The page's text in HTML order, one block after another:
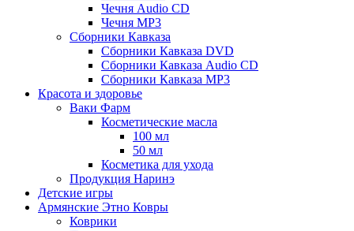
Чечня Audio CD
Чечня MP3
Сборники Кавказа
Сборники Кавказа DVD
Сборники Кавказа Audio CD
Сборники Кавказа MP3
Красота и здоровье
Ваки Фарм
Косметические масла
100 мл
50 мл
Косметика для ухода
Продукция Наринэ
Детские игры
Армянские Этно Ковры
Коврики